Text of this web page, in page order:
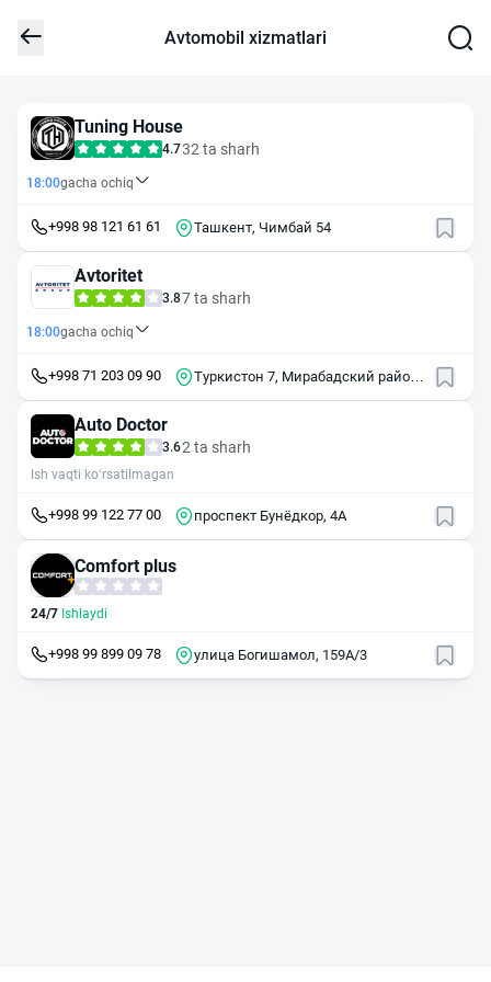
Avtomobil xizmatlari
Tuning House
4.732 ta sharh
18:00gacha ochiq
+998 98 121 61 61 Ташкент, Чимбай 54
Avtoritet
3.87 ta sharh
18:00gacha ochiq
+998 71 203 09 90
Туркистон 7, Мирабадский район,
Auto Doctor
3.62 ta sharh
Ish vaqti ko‘rsatilmagan
+998 99 122 77 00 проспект Бунёдкор, 4А
Comfort plus
24/7 Ishlaydi
+998 99 899 09 78 улица Богишамол, 159А/3